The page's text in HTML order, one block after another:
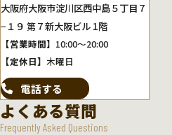
大阪府大阪市淀川区西中島５丁目７
−１９ 第７新大阪ビル 1階
【営業時間】 10:00～20:00
【定休日】 木曜日
電話する
よくある質問
Frequently Asked Questions